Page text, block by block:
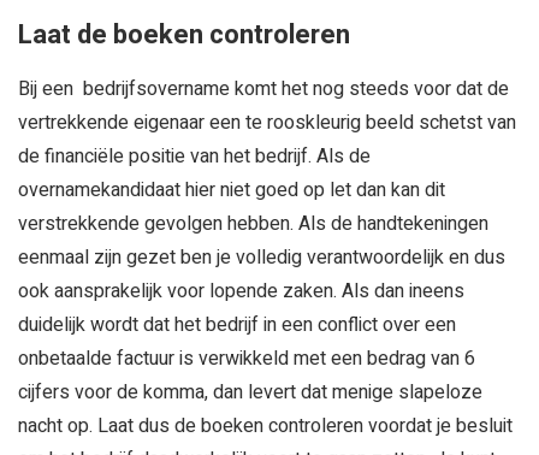
Laat de boeken controleren
Bij een bedrijfsovername komt het nog steeds voor dat de
vertrekkende eigenaar een te rooskleurig beeld schetst van
de financiële positie van het bedrijf. Als de
overnamekandidaat hier niet goed op let dan kan dit
verstrekkende gevolgen hebben. Als de handtekeningen
eenmaal zijn gezet ben je volledig verantwoordelijk en dus
ook aansprakelijk voor lopende zaken. Als dan ineens
duidelijk wordt dat het bedrijf in een conflict over een
onbetaalde factuur is verwikkeld met een bedrag van 6
cijfers voor de komma, dan levert dat menige slapeloze
nacht op. Laat dus de boeken controleren voordat je besluit